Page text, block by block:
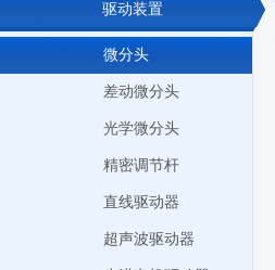
驱动装置
微分头
差动微分头
光学微分头
精密调节杆
直线驱动器
超声波驱动器